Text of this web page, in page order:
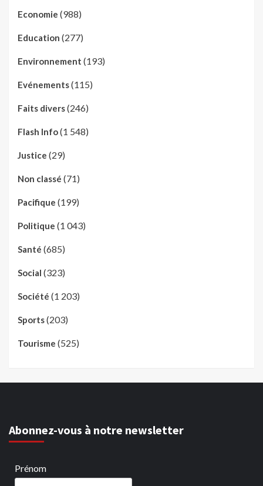
Economie (988)
Education (277)
Environnement (193)
Evénements(115)
Faits divers(246)
Flash Info(1 548)
Justice (29)
Non classé (71)
Pacifique (199)
Politique (1 043)
Santé (685)
Social (323)
Société (1 203)
Sports(203)
Tourisme (525)
Abonnez-vous à notre newsletter
Prénom